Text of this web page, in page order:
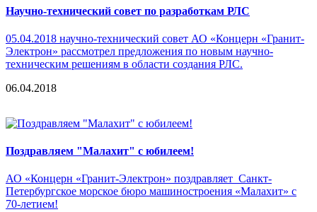
Научно-технический совет по разработкам РЛС
05.04.2018 научно-технический совет АО «Концерн «Гранит-
Электрон» рассмотрел предложения по новым научно-
техническим решениям в области создания РЛС.
06.04.2018
Поздравляем "Малахит" с юбилеем!
АО «Концерн «Гранит-Электрон» поздравляет Санкт-
Петербургское морское бюро машиностроения «Малахит» с
70-летием!